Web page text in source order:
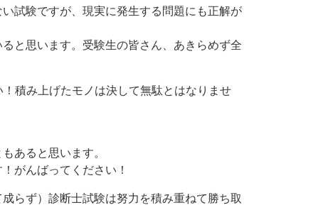
試験ですが、現実に発生する問題にも正解が
と思います。受験生の皆さん、あきらめず全
積み上げたモノは決して無駄とはなりませ
あると思います。
がんばってください！
らず）診断士試験は努力を積み重ねて勝ち取